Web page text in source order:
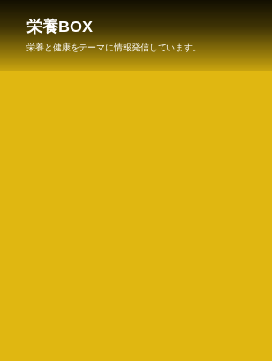
栄養BOX
栄養と健康をテーマに情報発信しています。